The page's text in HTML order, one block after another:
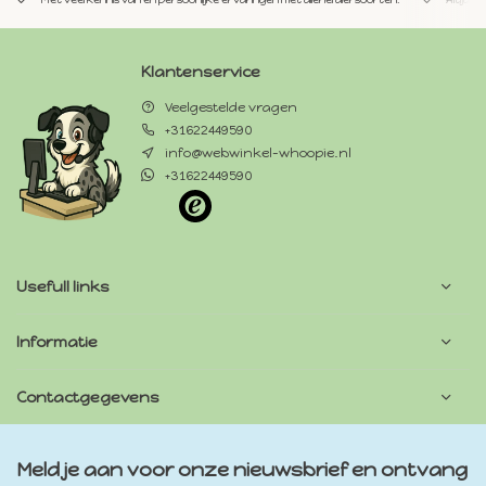
Klantenservice
Veelgestelde vragen
+31622449590
info@webwinkel-whoopie.nl
+31622449590
Usefull links
Informatie
Contactgegevens
Meld je aan voor onze nieuwsbrief en ontvang